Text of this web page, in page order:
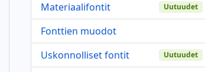
Materiaalifontit
Uutuudet
Fonttien muodot
Uskonnolliset fontit
Uutuudet